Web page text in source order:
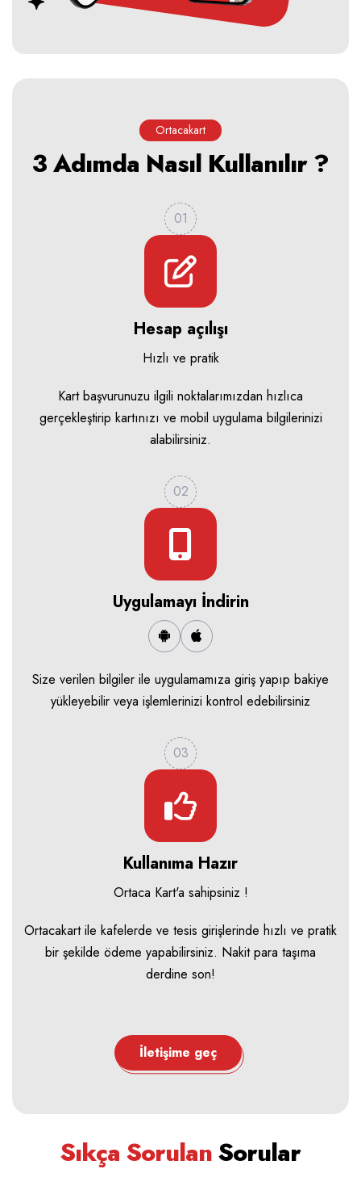
Ortacakart
3 Adımda Nasıl Kullanılır ?
Hesap açılışı
Hızlı ve pratik
Kart başvurunuzu ilgili noktalarımızdan hızlıca
gerçekleştirip kartınızı ve mobil uygulama bilgilerinizi
alabilirsiniz.
01
Uygulamayı İndirin
Size verilen bilgiler ile uygulamamıza giriş yapıp bakiye
yükleyebilir veya işlemlerinizi kontrol edebilirsiniz
02
Kullanıma Hazır
Ortaca Kart'a sahipsiniz !
Ortacakart ile kafelerde ve tesis girişlerinde hızlı ve pratik
bir şekilde ödeme yapabilirsiniz. Nakit para taşıma
derdine son!
03
İletişime geç
Sıkça SorulanSorular